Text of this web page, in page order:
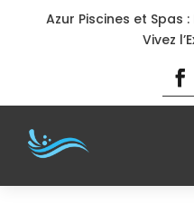
Azur Piscines et Spas
Vivez